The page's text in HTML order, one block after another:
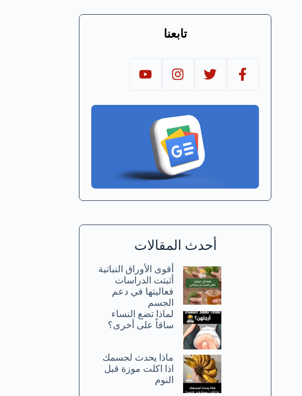
تابعنا
أحدث المقالات
أقوى الأوراق النباتية
أثبتت الدراسات
فعاليتها في دعم
الجسم
لماذا تضع النساء
ساقاً على أخرى؟
ماذا يحدث لجسمك
اذا اكلت موزة قبل
النوم